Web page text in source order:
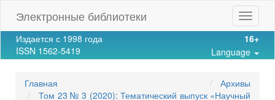
Navigation
Main
Content
Sidebar
Toggle
Электронные библиотеки
Издается с 1998 года
ISSN 1562-5419
16+
Language
Главная
Архивы
Том 23 № 3 (2020): Тематический выпуск «Научный